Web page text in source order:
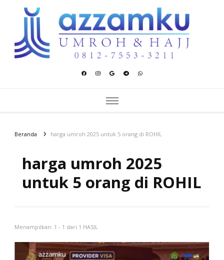
Azzamku Umroh dan Hajj
Beranda harga umroh 2025 untuk 5 orang di ROHIL
harga umroh 2025
untuk 5 orang di ROHIL
Menampilkan: 1 - 1 dari 1 HASIL